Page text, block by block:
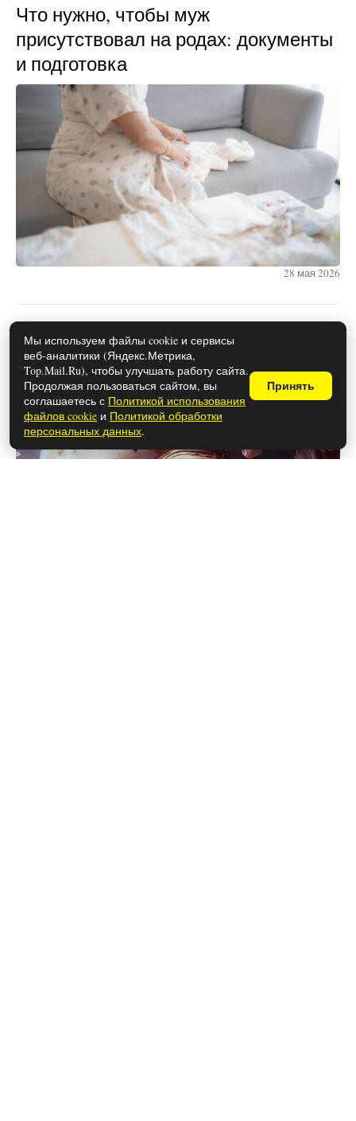
Что нужно, чтобы муж
присутствовал на родах: документы
и подготовка
28 мая 2026
Каким знакам зодиака снятся вещие
сны
Мы используем файлы cookie и сервисы
веб-аналитики (Яндекс.Метрика,
Top.Mail.Ru), чтобы улучшать работу сайта.
Продолжая пользоваться сайтом, вы
соглашаетесь с Политикой использования
файлов cookie и Политикой обработки
персональных данных.
Принять